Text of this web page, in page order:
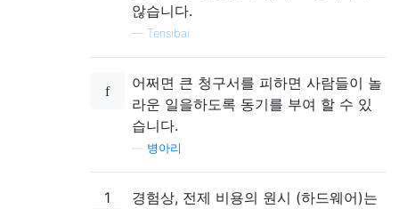
않습니다.
— Tensibai
어쩌면 큰 청구서를 피하면 사람들이 놀
라운 일을하도록 동기를 부여 할 수 있
습니다.
병아리
1 경험상, 전제 비용의 원시 (하드웨어)는